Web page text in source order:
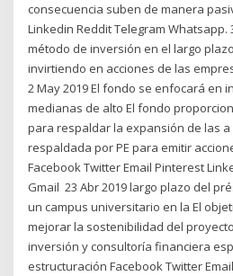
consecuencia suben de manera
Linkedin Reddit Telegram Whatsapp.
método de inversión en el largo
invirtiendo en acciones de las
2 May 2019 El fondo se enfocará en
medianas de alto El fondo
para respaldar la expansión de las
respaldada por PE para emitir
Facebook Twitter Email Pinterest
Gmail 23 Abr 2019 largo plazo del
un campus universitario en la El
mejorar la sostenibilidad del
inversión y consultoría financiera
estructuración Facebook Twitter